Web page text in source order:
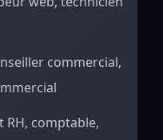
commercial,
RH, comptable,